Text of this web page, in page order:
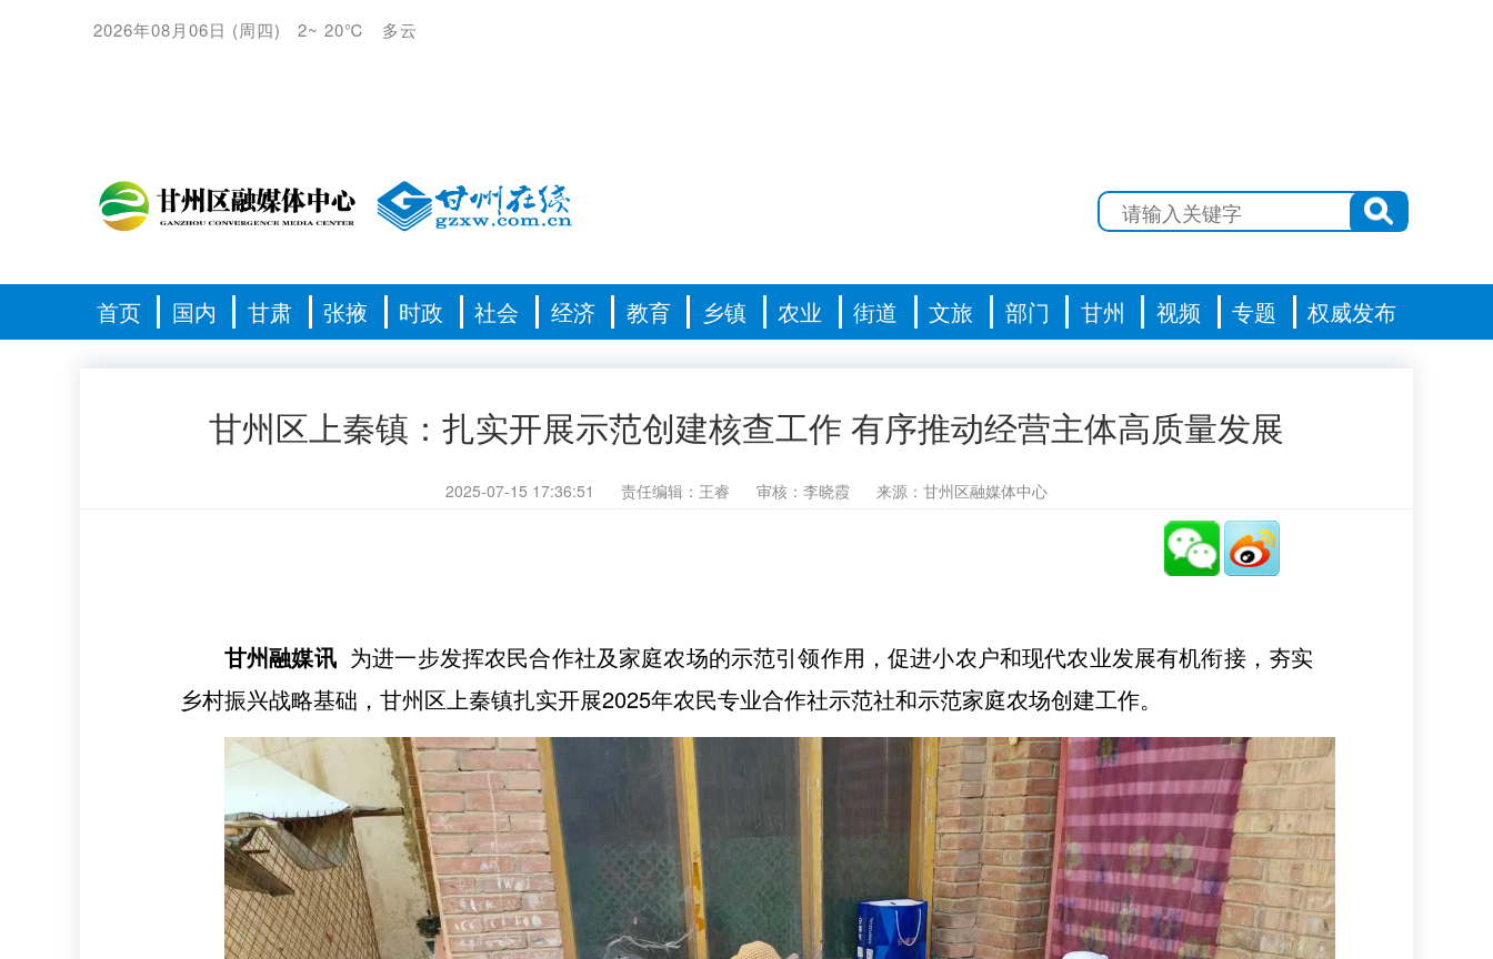
2026年08月06日 (周四) 2~ 20℃ 多云
首页 国内 甘肃 张掖 时政 社会 经济 教育 乡镇 农业 街道 文旅 部门 甘州 视频 专题 权威发布
甘州区上秦镇：扎实开展示范创建核查工作 有序推动经营主体高质量发展
2025-07-15 17:36:51 责任编辑：王睿 审核：李晓霞 来源：甘州区融媒体中心
甘州融媒讯为进一步发挥农民合作社及家庭农场的示范引领作用，促进小农户和现代农业发展有机衔接，夯实
乡村振兴战略基础，甘州区上秦镇扎实开展2025年农民专业合作社示范社和示范家庭农场创建工作。